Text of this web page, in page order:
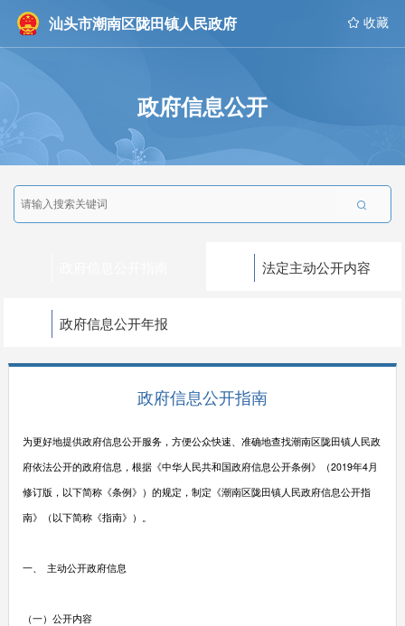
汕头市潮南区陇田镇人民政府  收藏
政府信息公开

法定主动公开内容
政府信息公开年报
政府信息公开指南
为更好地提供政府信息公开服务，方便公众快速、准确地查找潮南区陇田镇人民政
府依法公开的政府信息，根据《中华人民共和国政府信息公开条例》（2019年4月
修订版，以下简称《条例》）的规定，制定《潮南区陇田镇人民政府信息公开指
南》（以下简称《指南》）。
一、 主动公开政府信息
（一）公开内容